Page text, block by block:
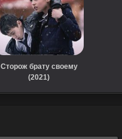
Сторож брату своему
(2021)